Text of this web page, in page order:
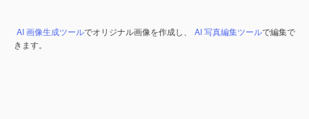
AI 画像生成ツールでオリジナル画像を作成し、 AI 写真編集ツールで編集で
きます。